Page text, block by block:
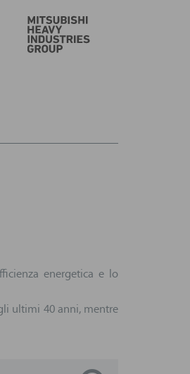
energetica e lo
ultimi 40 anni, mentre